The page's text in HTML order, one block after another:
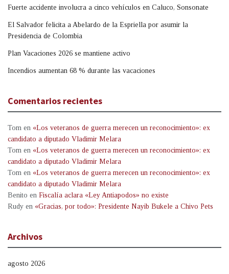
Fuerte accidente involucra a cinco vehículos en Caluco, Sonsonate
El Salvador felicita a Abelardo de la Espriella por asumir la
Presidencia de Colombia
Plan Vacaciones 2026 se mantiene activo
Incendios aumentan 68 % durante las vacaciones
Comentarios recientes
Tom en «Los veteranos de guerra merecen un reconocimiento»: ex
candidato a diputado Vladimir Melara
Tom en «Los veteranos de guerra merecen un reconocimiento»: ex
candidato a diputado Vladimir Melara
Tom en «Los veteranos de guerra merecen un reconocimiento»: ex
candidato a diputado Vladimir Melara
Benito en Fiscalía aclara «Ley Antiapodos» no existe
Rudy en «Gracias, por todo»: Presidente Nayib Bukele a Chivo Pets
Archivos
agosto 2026